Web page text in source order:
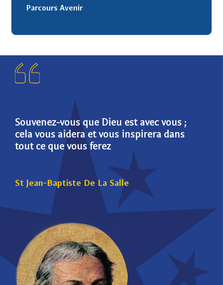
Parcours Avenir
Souvenez-vous que Dieu est avec vous ;
cela vous aidera et vous inspirera dans
tout ce que vous ferez
St Jean-Baptiste De La Salle